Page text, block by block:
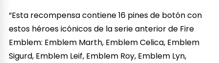
“Esta recompensa contiene 16 pines de botón con
estos héroes icónicos de la serie anterior de Fire
Emblem: Emblem Marth, Emblem Celica, Emblem
Sigurd, Emblem Leif, Emblem Roy, Emblem Lyn,